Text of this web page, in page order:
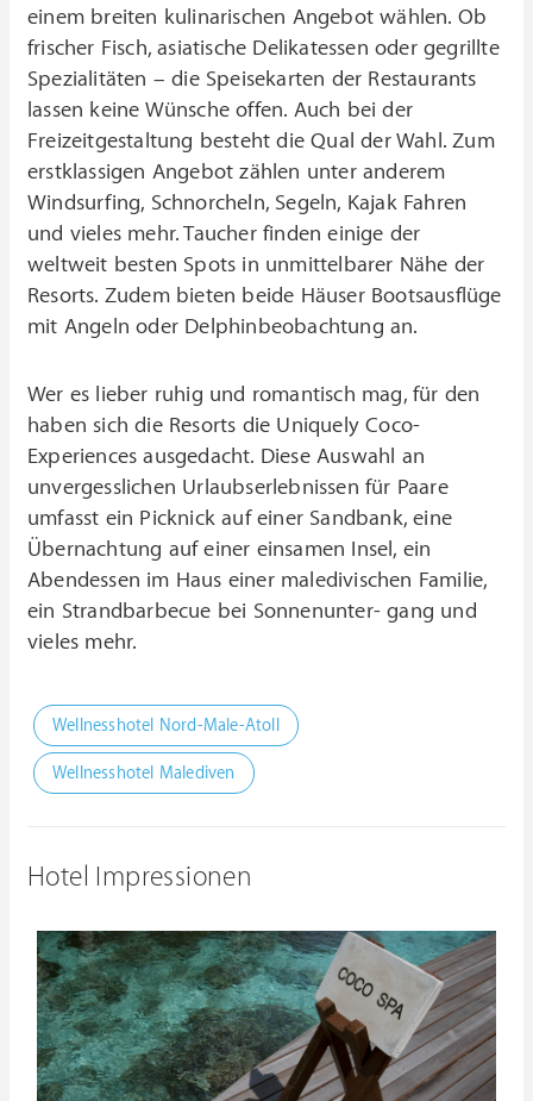
einem breiten kulinarischen Angebot wählen. Ob
frischer Fisch, asiatische Delikatessen oder gegrillte
Spezialitäten – die Speisekarten der Restaurants
lassen keine Wünsche offen. Auch bei der
Freizeitgestaltung besteht die Qual der Wahl. Zum
erstklassigen Angebot zählen unter anderem
Windsurfing, Schnorcheln, Segeln, Kajak Fahren
und vieles mehr. Taucher finden einige der
weltweit besten Spots in unmittelbarer Nähe der
Resorts. Zudem bieten beide Häuser Bootsausflüge
mit Angeln oder Delphinbeobachtung an.
Wer es lieber ruhig und romantisch mag, für den
haben sich die Resorts die Uniquely Coco-
Experiences ausgedacht. Diese Auswahl an
unvergesslichen Urlaubserlebnissen für Paare
umfasst ein Picknick auf einer Sandbank, eine
Übernachtung auf einer einsamen Insel, ein
Abendessen im Haus einer maledivischen Familie,
ein Strandbarbecue bei Sonnenunter- gang und
vieles mehr.
Wellnesshotel Nord-Male-Atoll
Wellnesshotel Malediven
Hotel Impressionen